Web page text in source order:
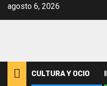
Saltar
agosto 6, 2026
CULTURA Y OCIO